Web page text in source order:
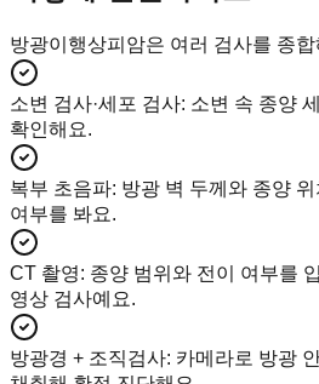
방광이행상피암은 여러 검사를 종
소변 검사·세포 검사: 소변 속 종양
확인해요.
복부 초음파: 방광 벽 두께와 종양
여부를 봐요.
CT 촬영: 종양 범위와 전이 여부를
영상 검사예요.
방광경 + 조직검사: 카메라로 방광